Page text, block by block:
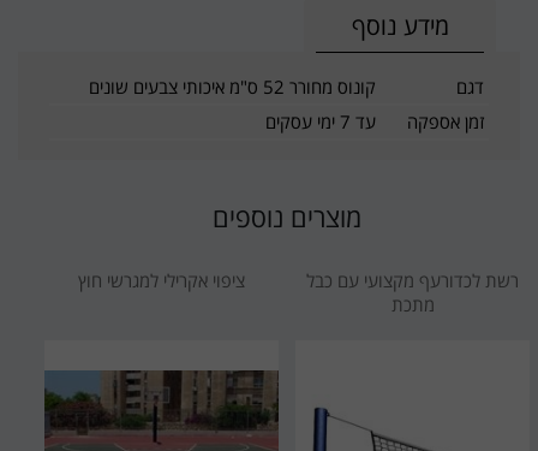
מידע נוסף
דגם
קונוס מחורר 52 ס"מ איכותי צבעים שונים
זמן אספקה
עד 7 ימי עסקים
מוצרים נוספים
רשת לכדורעף מקצועי עם כבל
מתכת
ציפוי אקרילי למגרשי חוץ